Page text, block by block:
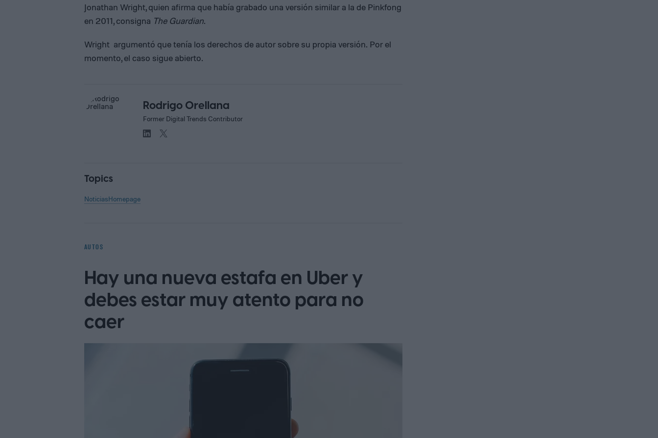
Jonathan Wright, quien afirma que había grabado una versión similar a la de Pinkfong
en 2011, consigna The Guardian.
Wright argumentó que tenía los derechos de autor sobre su propia versión. Por el
momento, el caso sigue abierto.
Rodrigo Orellana
Former Digital Trends Contributor
Topics
NoticiasHomepage
AUTOS
Hay una nueva estafa en Uber y
debes estar muy atento para no
caer